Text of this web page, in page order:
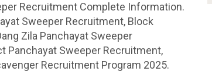
Recruitment Complete Information.
Sweeper Recruitment, Block
Zila Panchayat Sweeper
Panchayat Sweeper Recruitment,
Recruitment Program 2025.